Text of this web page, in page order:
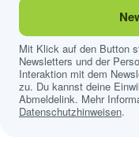
Mit Klick auf den Button
Newsletters und der
Interaktion mit dem
zu. Du kannst deine
Abmeldelink. Mehr
Datenschutzhinweisen.